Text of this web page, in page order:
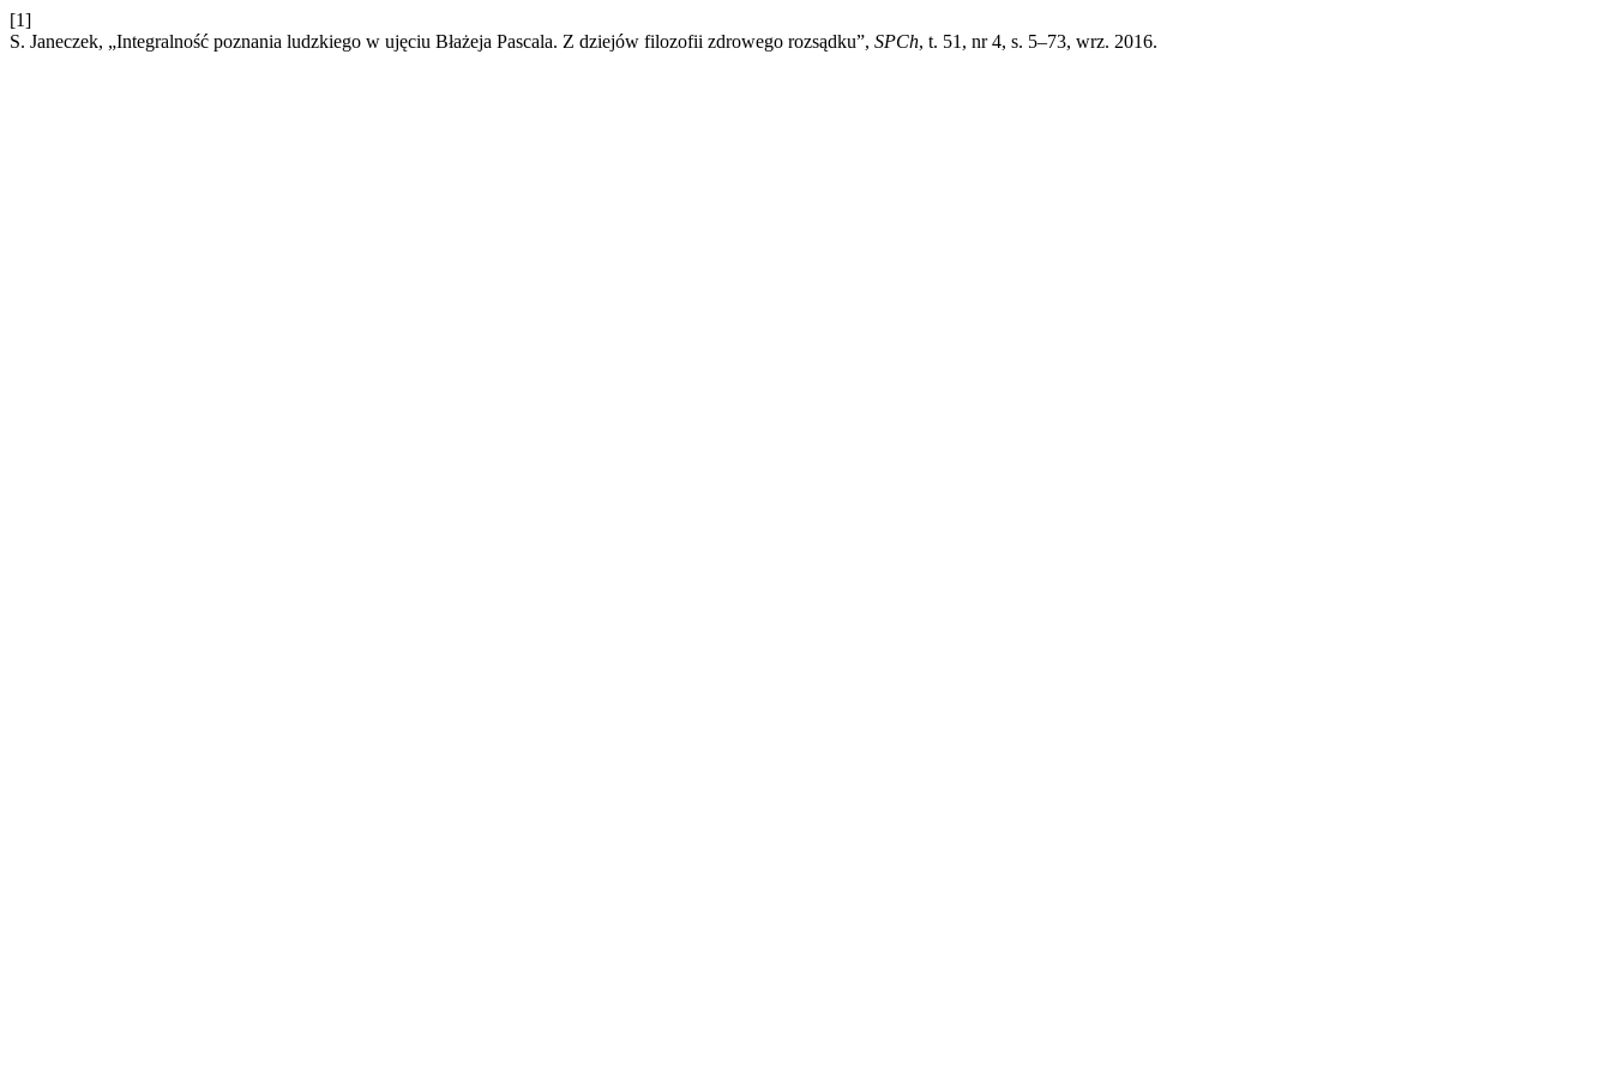
[1]
S. Janeczek, „Integralność poznania ludzkiego w ujęciu Błażeja Pascala. Z dziejów filozofii zdrowego rozsądku”, SPCh, t. 51, nr 4, s. 5–73, wrz. 2016.